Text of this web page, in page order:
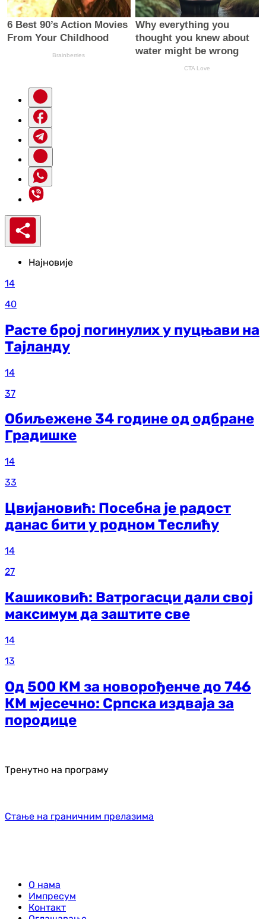
Најновије
14
40
Расте број погинулих у пуцњави на
Тајланду
14
37
Обиљежене 34 године од одбране
Градишке
14
33
Цвијановић: Посебна је радост
данас бити у родном Теслићу
14
27
Кашиковић: Ватрогасци дали свој
максимум да заштите све
14
13
Од 500 КМ за новорођенче до 746
КМ мјесечно: Српска издваја за
породице
Тренутно на програму
Стање на граничним прелазима
О нама
Импресум
Контакт